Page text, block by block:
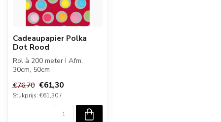
Cadeaupapier Polka
Dot Rood
Rol à 200 meter I Afm.
30cm, 50cm
€76,70 €61,30
Stukprijs: €61,30 /